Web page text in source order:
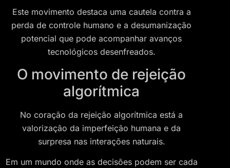
Este movimento destaca uma cautela contra a
perda de controle humano e a desumanização
potencial que pode acompanhar avanços
tecnológicos desenfreados.
O movimento de rejeição
algorítmica
No coração da rejeição algorítmica está a
valorização da imperfeição humana e da
surpresa nas interações naturais.
Em um mundo onde as decisões podem ser cada